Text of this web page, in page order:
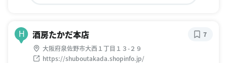
H 酒房たかだ本店
大阪府泉佐野市大西１丁目１３-２９
https://shuboutakada.shopinfo.jp/
7